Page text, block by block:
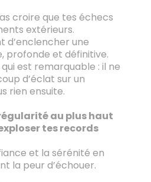
croire que tes échecs
extérieurs.
d’enclencher une
profonde et définitive.
est remarquable : il ne
d’éclat sur un
rien ensuite.
au plus haut
tes records
et la sérénité en
la peur d’échouer.